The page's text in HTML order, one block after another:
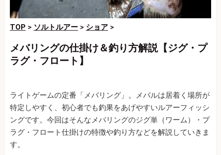
TOP > ソルトルアー > ショア >
メバリングの仕掛け＆釣り方解説【ジグ・プ
ラグ・フロート】
ライトゲームの定番「メバリング」。メバルは居着く場所が
特定しやすく、初心者でも釣果をあげやすいルアーフィッシ
ングです。今回はそんなメバリングのジグ単（ワーム）・プ
ラグ・フロート仕掛けの特徴や釣り方などを解説していきま
す。